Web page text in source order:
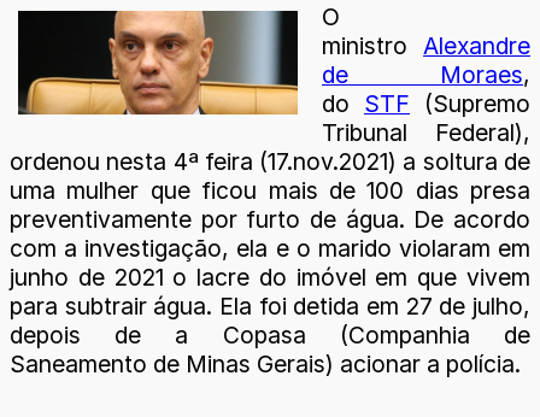
O
ministro Alexandre
de Moraes,
do STF (Supremo
Tribunal Federal),
ordenou nesta 4ª feira (17.nov.2021) a soltura de
uma mulher que ficou mais de 100 dias presa
preventivamente por furto de água. De acordo
com a investigação, ela e o marido violaram em
junho de 2021 o lacre do imóvel em que vivem
para subtrair água. Ela foi detida em 27 de julho,
depois de a Copasa (Companhia de
Saneamento de Minas Gerais) acionar a polícia.